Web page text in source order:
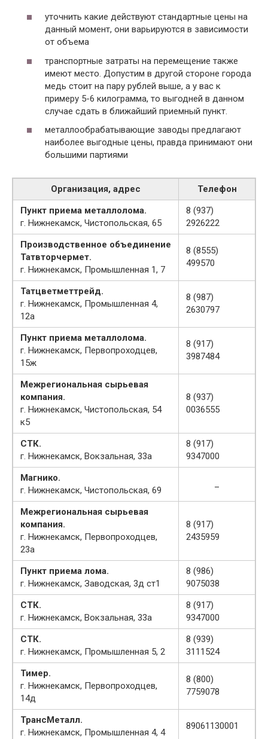
уточнить какие действуют стандартные цены на
данный момент, они варьируются в зависимости
от объема
транспортные затраты на перемещение также
имеют место. Допустим в другой стороне города
медь стоит на пару рублей выше, а у вас к
примеру 5-6 килограмма, то выгодней в данном
случае сдать в ближайший приемный пункт.
металлообрабатывающие заводы предлагают
наиболее выгодные цены, правда принимают они
большими партиями
Организация, адрес
Телефон
Пункт приема металлолома.
г. Нижнекамск, Чистопольская, 65
8 (937)
2926222
Производственное объединение
Татвторчермет.
г. Нижнекамск, Промышленная 1, 7
8 (8555)
499570
Татцветметтрейд.
г. Нижнекамск, Промышленная 4,
12а
8 (987)
2630797
Пункт приема металлолома.
г. Нижнекамск, Первопроходцев,
15ж
8 (917)
3987484
Межрегиональная сырьевая
компания.
г. Нижнекамск, Чистопольская, 54
к5
8 (937)
0036555
СТК.
г. Нижнекамск, Вокзальная, 33а
8 (917)
9347000
Магнико.
г. Нижнекамск, Чистопольская, 69
Межрегиональная сырьевая
компания.
г. Нижнекамск, Первопроходцев,
23а
8 (917)
2435959
Пункт приема лома.
г. Нижнекамск, Заводская, 3д ст1
8 (986)
9075038
СТК.
г. Нижнекамск, Вокзальная, 33а
8 (917)
9347000
СТК.
г. Нижнекамск, Промышленная 5, 2
8 (939)
3111524
Тимер.
г. Нижнекамск, Первопроходцев,
14д
8 (800)
7759078
ТрансМеталл.
г. Нижнекамск, Промышленная 4, 4
89061130001